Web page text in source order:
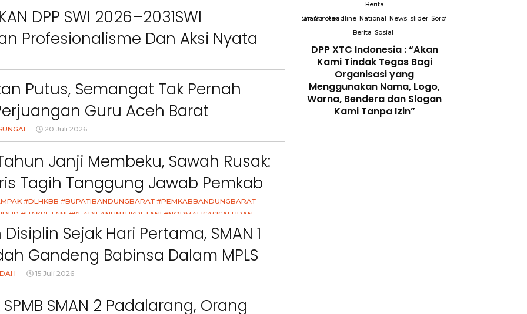
DPP SWI 2026–2031SWI
Profesionalisme Dan Aksi Nyata
Impact
Putus, Semangat Tak Pernah
Guru Aceh Barat
Air Mata
20 Juli 2026
Janji Membeku, Sawah Rusak:
Tagih Tanggung Jawab Pemkab
Barat
#DLHKBB #BUPATIBANDUNGBARAT #PEMKABBANDUNGBARAT
#HAKPETANI #KEADILANUNTUKPETANI #NORMALISASISALURAN
#AKUNTABILITASPEMERINTAH
Sejak Hari Pertama, SMAN 1
Gandeng Babinsa Dalam MPLS
15 Juli 2026
SMAN 2 Padalarang, Orang
Sorotan
Sorotan
Utama
Headline National News Sorotan Sorotan
Tagih Tanggung Jawab
Pemkab Bandung Barat
Utama
Headline Sorotan Sorotan
Berita
Sosial
Bidang Pendidikan DPP XTC
Tema Membangun Peran
Orang Tua dalam Menjaga
Kesehatan Anak di Era Digital
Berita
Utama Headline National News slider Sorotan
Berita Sosial
DPP XTC Indonesia : “Akan
Kami Tindak Tegas Bagi
Organisasi yang
Menggunakan Nama, Logo,
Warna, Bendera dan Slogan
Kami Tanpa Izin”